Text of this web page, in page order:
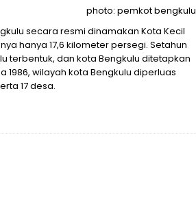
photo: pemkot bengkulu
secara resmi dinamakan Kota Kecil
hanya 17,6 kilometer persegi. Setahun
terbentuk, dan kota Bengkulu ditetapkan
wilayah kota Bengkulu diperluas
17 desa.